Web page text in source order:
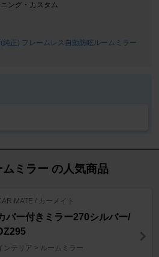
ング・カスタム
純正) フレームレス自動防眩ルームミラー
ミラー の人気商品
MATE / カーメイト
バー付きミラー270シルバー/
ンテリア > ルームミラー